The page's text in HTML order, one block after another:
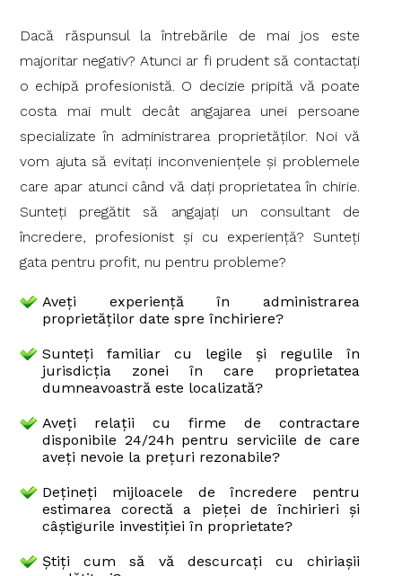
Dacă răspunsul la întrebările de mai jos este
majoritar negativ? Atunci ar fi prudent să contactaţi
o echipă profesionistă. O decizie pripită vă poate
costa mai mult decât angajarea unei persoane
specializate în administrarea proprietăţilor. Noi vă
vom ajuta să evitaţi inconvenienţele şi problemele
care apar atunci când vă daţi proprietatea în chirie.
Sunteţi pregătit să angajaţi un consultant de
încredere, profesionist şi cu experienţă? Sunteţi
gata pentru profit, nu pentru probleme?
Aveţi experienţă în administrarea
proprietăţilor date spre închiriere?
Sunteţi familiar cu legile şi regulile în
jurisdicţia zonei în care proprietatea
dumneavoastră este localizată?
Aveţi relaţii cu firme de contractare
disponibile 24/24h pentru serviciile de care
aveţi nevoie la preţuri rezonabile?
Deţineţi mijloacele de încredere pentru
estimarea corectă a pieţei de închirieri şi
câştigurile investiţiei în proprietate?
Ştiţi cum să vă descurcaţi cu chiriaşii